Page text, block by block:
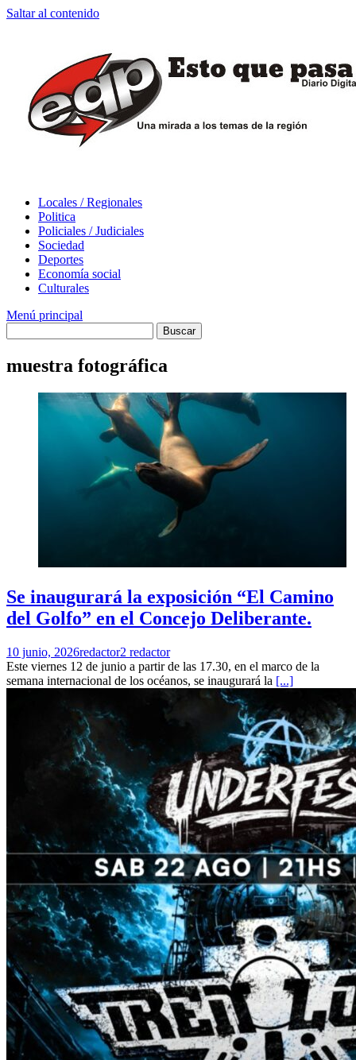
Saltar al contenido
Locales / Regionales
Politica
Policiales / Judiciales
Sociedad
Deportes
Economía social
Culturales
Menú principal
muestra fotográfica
Se inaugurará la exposición “El Camino
del Golfo” en el Concejo Deliberante.
10 junio, 2026redactor2 redactor
Este viernes 12 de junio a partir de las 17.30, en el marco de la
semana internacional de los océanos, se inaugurará la [...]